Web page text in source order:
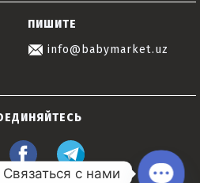
ПИШИТЕ
info@babymarket.uz
Связаться с нами